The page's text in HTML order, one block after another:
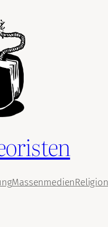
MassenmedienReligion